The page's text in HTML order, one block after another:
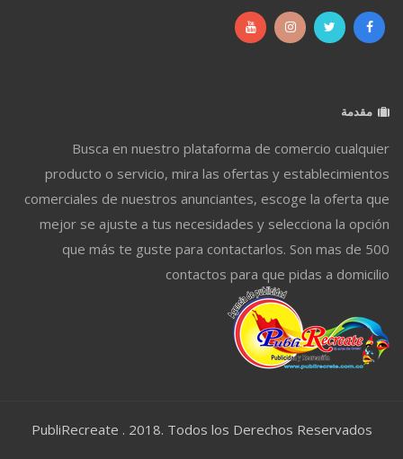
مقدمة
Busca en nuestro plataforma de comercio cualquier
producto o servicio, mira las ofertas y establecimientos
comerciales de nuestros anunciantes, escoge la oferta que
mejor se ajuste a tus necesidades y selecciona la opción
que más te guste para contactarlos. Son mas de 500
contactos para que pidas a domicilio
PubliRecreate . 2018. Todos los Derechos Reservados